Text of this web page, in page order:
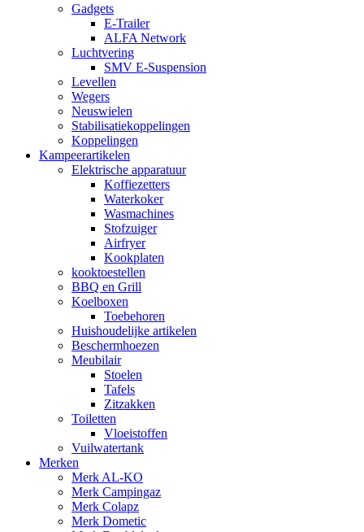
Gadgets
E-Trailer
ALFA Network
Luchtvering
SMV E-Suspension
Levellen
Wegers
Neuswielen
Stabilisatiekoppelingen
Koppelingen
Kampeerartikelen
Elektrische apparatuur
Koffiezetters
Waterkoker
Wasmachines
Stofzuiger
Airfryer
Kookplaten
kooktoestellen
BBQ en Grill
Koelboxen
Toebehoren
Huishoudelijke artikelen
Beschermhoezen
Meubilair
Stoelen
Tafels
Zitzakken
Toiletten
Vloeistoffen
Vuilwatertank
Merken
Merk AL-KO
Merk Campingaz
Merk Colapz
Merk Dometic